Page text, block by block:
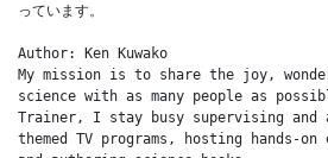
っています。
Author: Ken Kuwako
My mission is to share the joy,
science with as many people as
Trainer, I stay busy supervising and
themed TV programs, hosting hands-on